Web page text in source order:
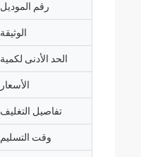
رقم الموديل
الوثيقة
الحد الأدنى لكمية
الأسعار
تفاصيل التغليف
وقت التسليم